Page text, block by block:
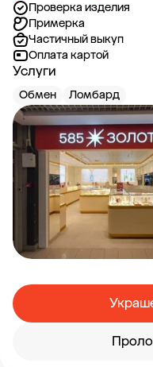
Проверка изделия
Примерка
Частичный выкуп
Оплата картой
Услуги
Обмен Ломбард